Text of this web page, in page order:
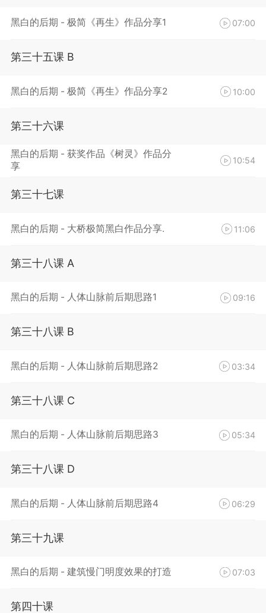
黑白的后期 - 极简《再生》作品分享1 07:00
第三十五课 B
黑白的后期 - 极简《再生》作品分享2 10:00
第三十六课
黑白的后期 - 获奖作品《树灵》作品分
享
10:54
第三十七课
黑白的后期 - 大桥极简黑白作品分享. 11:06
第三十八课 A
黑白的后期 - 人体山脉前后期思路1 09:16
第三十八课 B
黑白的后期 - 人体山脉前后期思路2 03:34
第三十八课 C
黑白的后期 - 人体山脉前后期思路3 05:34
第三十八课 D
黑白的后期 - 人体山脉前后期思路4 06:29
第三十九课
黑白的后期 - 建筑慢门明度效果的打造 07:03
第四十课